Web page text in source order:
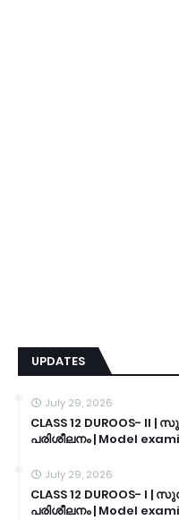
UPDATES
July 29, 2026
CLASS 12 DUROOS-
പരിശീലനം | Model
July 29, 2026
CLASS 12 DUROOS- I
പരിശീലനം | Model